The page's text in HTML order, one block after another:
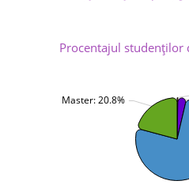
Procentajul studenţilor
Master: 20.8%